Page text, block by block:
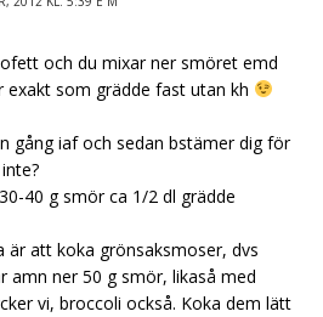
och du mixar ner smöret emd
exakt som grädde fast utan kh
gång iaf och sedan bstämer dig för
40 g smör ca 1/2 dl grädde
är att koka grönsaksmoser, dvs
amn ner 50 g smör, likaså med
vi, broccoli också. Koka dem lätt